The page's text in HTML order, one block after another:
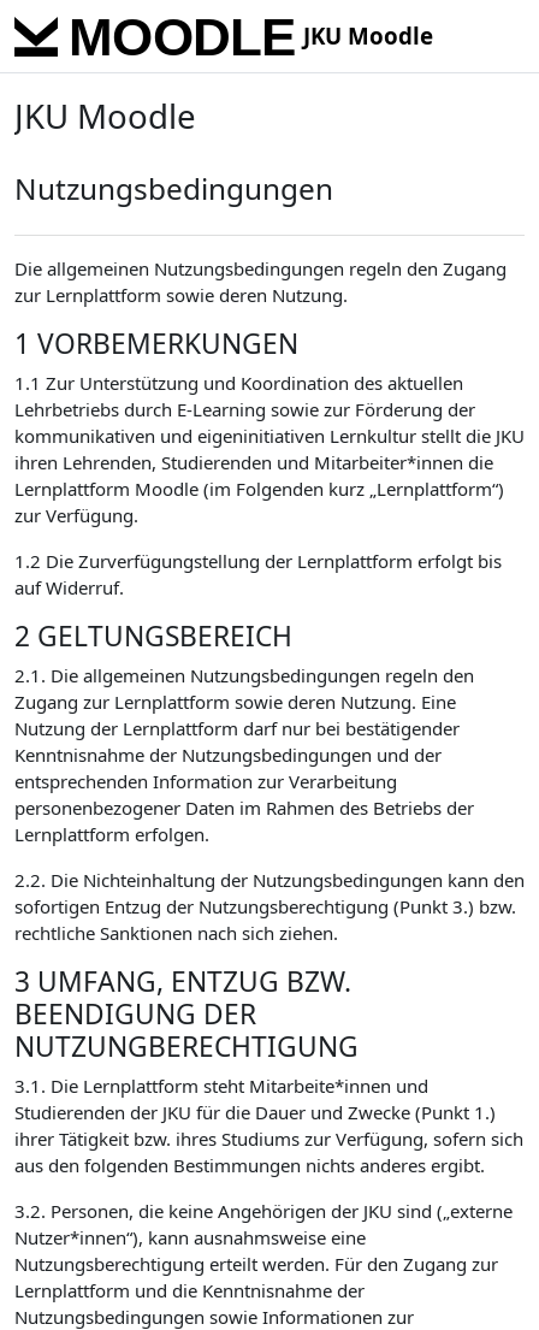
Zum Hauptinhalt
JKU Moodle
JKU Moodle
Nutzungsbedingungen
Die allgemeinen Nutzungsbedingungen regeln den Zugang
zur Lernplattform sowie deren Nutzung.
1 VORBEMERKUNGEN
1.1 Zur Unterstützung und Koordination des aktuellen
Lehrbetriebs durch E-Learning sowie zur Förderung der
kommunikativen und eigeninitiativen Lernkultur stellt die JKU
ihren Lehrenden, Studierenden und Mitarbeiter*innen die
Lernplattform Moodle (im Folgenden kurz „Lernplattform“)
zur Verfügung.
1.2 Die Zurverfügungstellung der Lernplattform erfolgt bis
auf Widerruf.
2 GELTUNGSBEREICH
2.1. Die allgemeinen Nutzungsbedingungen regeln den
Zugang zur Lernplattform sowie deren Nutzung. Eine
Nutzung der Lernplattform darf nur bei bestätigender
Kenntnisnahme der Nutzungsbedingungen und der
entsprechenden Information zur Verarbeitung
personenbezogener Daten im Rahmen des Betriebs der
Lernplattform erfolgen.
2.2. Die Nichteinhaltung der Nutzungsbedingungen kann den
sofortigen Entzug der Nutzungsberechtigung (Punkt 3.) bzw.
rechtliche Sanktionen nach sich ziehen.
3 UMFANG, ENTZUG BZW.
BEENDIGUNG DER
NUTZUNGBERECHTIGUNG
3.1. Die Lernplattform steht Mitarbeite*innen und
Studierenden der JKU für die Dauer und Zwecke (Punkt 1.)
ihrer Tätigkeit bzw. ihres Studiums zur Verfügung, sofern sich
aus den folgenden Bestimmungen nichts anderes ergibt.
3.2. Personen, die keine Angehörigen der JKU sind („externe
Nutzer*innen“), kann ausnahmsweise eine
Nutzungsberechtigung erteilt werden. Für den Zugang zur
Lernplattform und die Kenntnisnahme der
Nutzungsbedingungen sowie Informationen zur